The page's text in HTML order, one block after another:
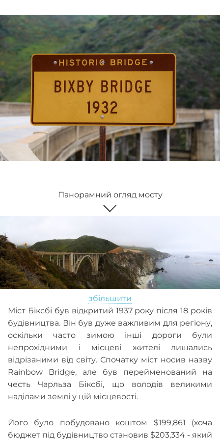
Панорамний огляд мосту
збільшити
Міст Біксбі був відкритий 1937 року після 18 років
будівництва. Він був дуже важливим для регіону,
оскільки часто зимою інші дороги були
непрохідними і місцеві жителі лишались
відрізаними від світу. Спочатку міст носив назву
Rainbow Bridge, але був перейменований на
честь Чарльза Біксбі, що володів великими
наділами землі у цій місцевості.
Його було побудовано коштом $199,861 (хоча
бюджет під будівництво становив $203,334 - який